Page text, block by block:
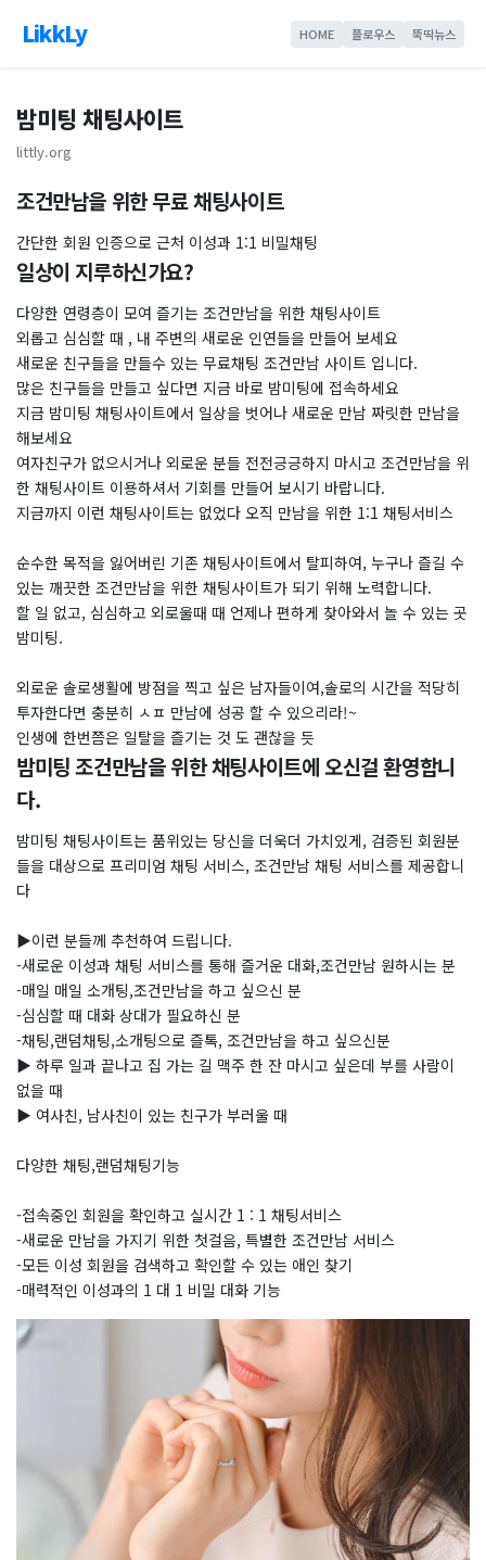
LikkLy HOME 플로우스 뚝딱뉴스
밤미팅 채팅사이트
littly.org
조건만남을 위한 무료 채팅사이트
​간단한 회원 인증으로 근처 이성과 1:1 비밀채팅
일상이 지루하신가요?
다양한 연령층이 모여 즐기는 조건만남을 위한 채팅사이트
외롭고 심심할 때 , 내 주변의 새로운 인연들을 만들어 보세요
새로운 친구들을 만들수 있는 무료채팅 조건만남 사이트 입니다.
많은 친구들을 만들고 싶다면 지금 바로 밤미팅에 접속하세요
지금 밤미팅 채팅사이트에서 일상을 벗어나 새로운 만남 짜릿한 만남을
해보세요
여자친구가 없으시거나 외로운 분들 전전긍긍하지 마시고 조건만남을 위
한 채팅사이트 이용하셔서 기회를 만들어 보시기 바랍니다.
지금까지 이런 채팅사이트는 없었다 오직 만남을 위한 1:1 채팅서비스
순수한 목적을 잃어버린 기존 채팅사이트에서 탈피하여, 누구나 즐길 수
있는 깨끗한 조건만남을 위한 채팅사이트가 되기 위해 노력합니다.
할 일 없고, 심심하고 외로울때 때 언제나 편하게 찾아와서 놀 수 있는 곳
밤미팅.
외로운 솔로생활에 방점을 찍고 싶은 남자들이여,솔로의 시간을 적당히
투자한다면 충분히 ㅅㅍ 만남에 성공 할 수 있으리라!~
인생에 한번쯤은 일탈을 즐기는 것 도 괜찮을 듯
밤미팅 조건만남을 위한 채팅사이트에 오신걸 환영합니
다.
밤미팅 채팅사이트는 품위있는 당신을 더욱더 가치있게, 검증된 회원분
들을 대상으로 프리미엄 채팅 서비스, 조건만남 채팅 서비스를 제공합니
다
▶이런 분들께 추천하여 드립니다.
-새로운 이성과 채팅 서비스를 통해 즐거운 대화,조건만남 원하시는 분
-매일 매일 소개팅,조건만남을 하고 싶으신 분
-심심할 때 대화 상대가 필요하신 분
-채팅,랜덤채팅,소개팅으로 즐톡, 조건만남을 하고 싶으신분
▶ 하루 일과 끝나고 집 가는 길 맥주 한 잔 마시고 싶은데 부를 사람이
없을 때
▶ 여사친, 남사친이 있는 친구가 부러울 때
다양한 채팅,랜덤채팅기능
-접속중인 회원을 확인하고 실시간 1 : 1 채팅서비스
-새로운 만남을 가지기 위한 첫걸음, 특별한 조건만남 서비스
-모든 이성 회원을 검색하고 확인할 수 있는 애인 찾기
-매력적인 이성과의 1 대 1 비밀 대화 기능